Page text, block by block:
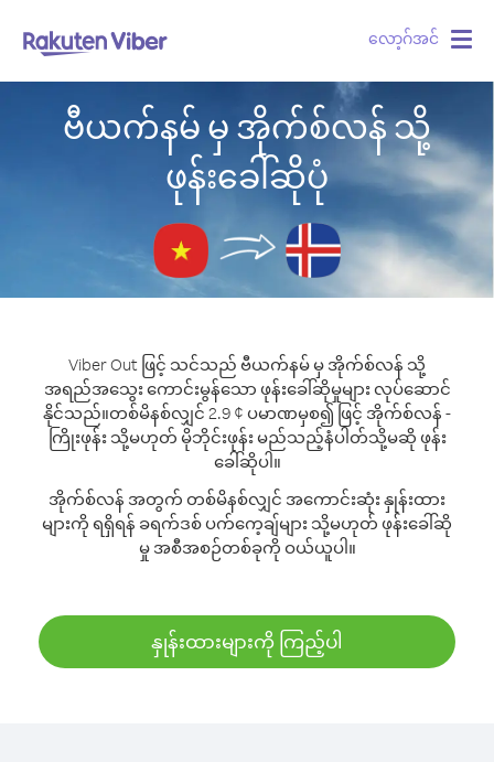
လော့ဂ်အင်
ဗီယက်နမ် မှ အိုက်စ်လန် သို့
ဖုန်းခေါ်ဆိုပုံ
Viber Out ဖြင့် သင်သည် ဗီယက်နမ် မှ အိုက်စ်လန် သို့
အရည်အသွေး ကောင်းမွန်သော ဖုန်းခေါ်ဆိုမှုများ လုပ်ဆောင်
နိုင်သည်။တစ်မိနစ်လျှင် 2.9 ¢ ပမာဏမှစ၍ ဖြင့် အိုက်စ်လန် -
ကြိုးဖုန်း သို့မဟုတ် မိုဘိုင်းဖုန်း မည်သည့်နံပါတ်သို့မဆို ဖုန်း
ခေါ်ဆိုပါ။
အိုက်စ်လန် အတွက် တစ်မိနစ်လျှင် အကောင်းဆုံး နှုန်းထား
များကို ရရှိရန် ခရက်ဒစ် ပက်ကေ့ချ်များ သို့မဟုတ် ဖုန်းခေါ်ဆို
မှု အစီအစဉ်တစ်ခုကို ဝယ်ယူပါ။
နှုန်းထားများကို ကြည့်ပါ